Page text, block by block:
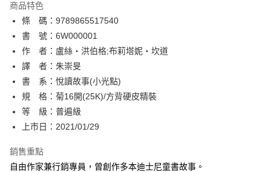
相關說明
【關於「AFTEE先享後付」】
AFTEE先享後付是「在收到商品之後才付款」的支付方式。 讓您購物簡單
便利好安心！
１．簡單：不需註冊會員、不需綁卡、不需儲值。
２．便利：只要手機號碼，簡訊認證，即可結帳。
３．安心：先確認商品／服務後，再付款。
【「AFTEE先享後付」結帳流程】
１．於結帳方式選擇「AFTEE先享後付」後，將跳轉至「AFTEE先享後付」
結帳頁面，進行簡訊認證並確認金額後，即可完成結帳。
２．訂單成立數日內，您將收到繳費通知簡訊。
ATM／網路銀行／等多元方式進行付款，方視為交易完成。
※ 請注意：結帳手續完成當下不需立刻繳費，但若您需要取消訂單，請聯絡
ATM付款
運送方式
全家取貨付款
每筆NT$80，滿NT$500(含以上)免運費
付款後全家取貨
商品特色
條 碼：9789865517540
書 號：6W000001
作 者：盧絲‧洪伯格;布莉塔妮‧坎道
譯 者：朱崇旻
書 系：悅讀故事(小光點)
規 格：菊16開(25K)/方背硬皮精裝
等 級：普遍級
上市日：2021/01/29
銷售重點
自由作家兼行銷專員，曾創作多本迪士尼童書故事。